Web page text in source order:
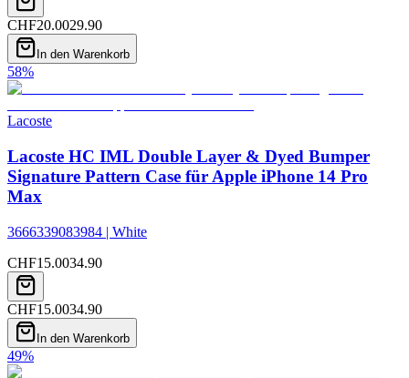
CHF20.0029.90
In den Warenkorb
58%
Lacoste
Lacoste HC IML Double Layer & Dyed Bumper
Signature Pattern Case für Apple iPhone 14 Pro
Max
3666339083984 | White
CHF15.0034.90
CHF15.0034.90
In den Warenkorb
49%